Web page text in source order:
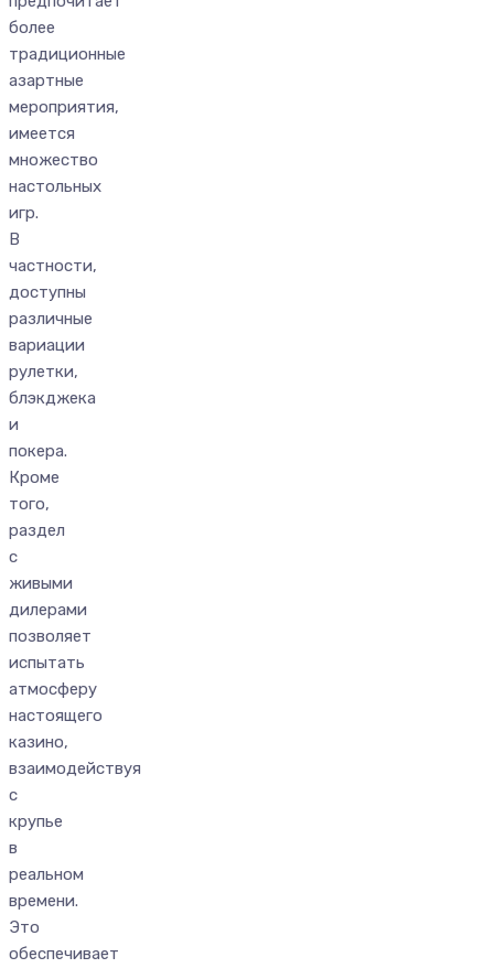
более
традиционные
азартные
мероприятия,
имеется
множество
настольных
игр.
В
частности,
доступны
различные
вариации
рулетки,
блэкджека
и
покера.
Кроме
того,
раздел
с
живыми
дилерами
позволяет
испытать
атмосферу
настоящего
казино,
взаимодействуя
с
крупье
в
реальном
времени.
Это
обеспечивает